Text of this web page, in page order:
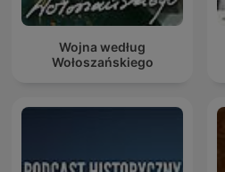
Wojna według
Wołoszańskiego